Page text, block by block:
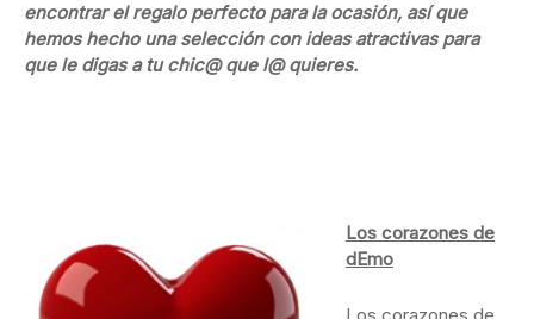
encontrar el regalo perfecto para la ocasión, así que
hemos hecho una selección con ideas atractivas para
que le digas a tu chic@ que l@ quieres.
Los corazones de
dEmo